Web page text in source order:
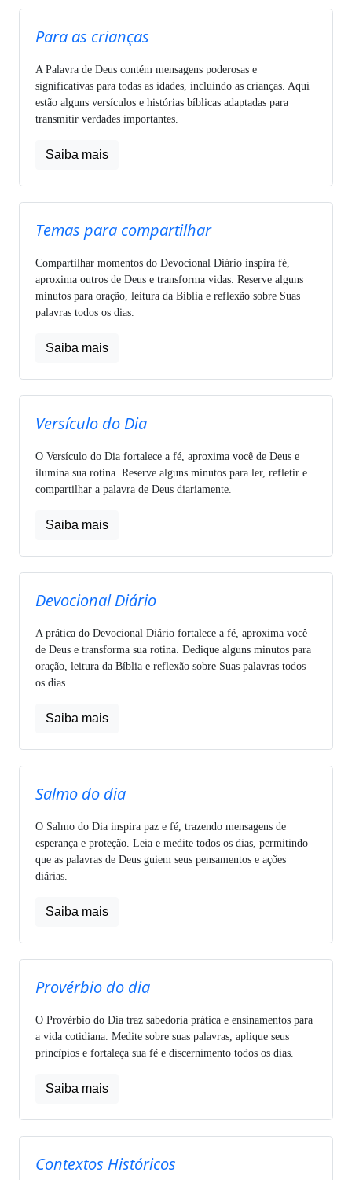
Para as crianças
A Palavra de Deus contém mensagens poderosas e
significativas para todas as idades, incluindo as crianças. Aqui
estão alguns versículos e histórias bíblicas adaptadas para
transmitir verdades importantes.
Saiba mais
Temas para compartilhar
Compartilhar momentos do Devocional Diário inspira fé,
aproxima outros de Deus e transforma vidas. Reserve alguns
minutos para oração, leitura da Bíblia e reflexão sobre Suas
palavras todos os dias.
Saiba mais
Versículo do Dia
O Versículo do Dia fortalece a fé, aproxima você de Deus e
ilumina sua rotina. Reserve alguns minutos para ler, refletir e
compartilhar a palavra de Deus diariamente.
Saiba mais
Devocional Diário
A prática do Devocional Diário fortalece a fé, aproxima você
de Deus e transforma sua rotina. Dedique alguns minutos para
oração, leitura da Bíblia e reflexão sobre Suas palavras todos
os dias.
Saiba mais
Salmo do dia
O Salmo do Dia inspira paz e fé, trazendo mensagens de
esperança e proteção. Leia e medite todos os dias, permitindo
que as palavras de Deus guiem seus pensamentos e ações
diárias.
Saiba mais
Provérbio do dia
O Provérbio do Dia traz sabedoria prática e ensinamentos para
a vida cotidiana. Medite sobre suas palavras, aplique seus
princípios e fortaleça sua fé e discernimento todos os dias.
Saiba mais
Contextos Históricos